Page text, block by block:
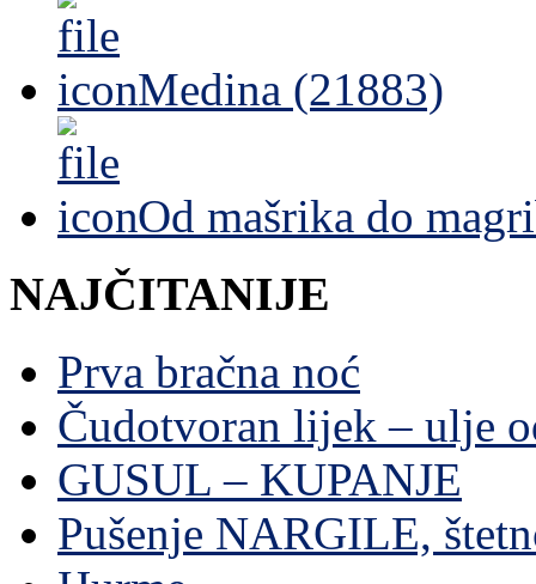
Medina (21883)
Od mašrika do
NAJČITANIJE
Prva bračna noć
Čudotvoran lijek – ulje
GUSUL – KUPANJE
Pušenje NARGILE,